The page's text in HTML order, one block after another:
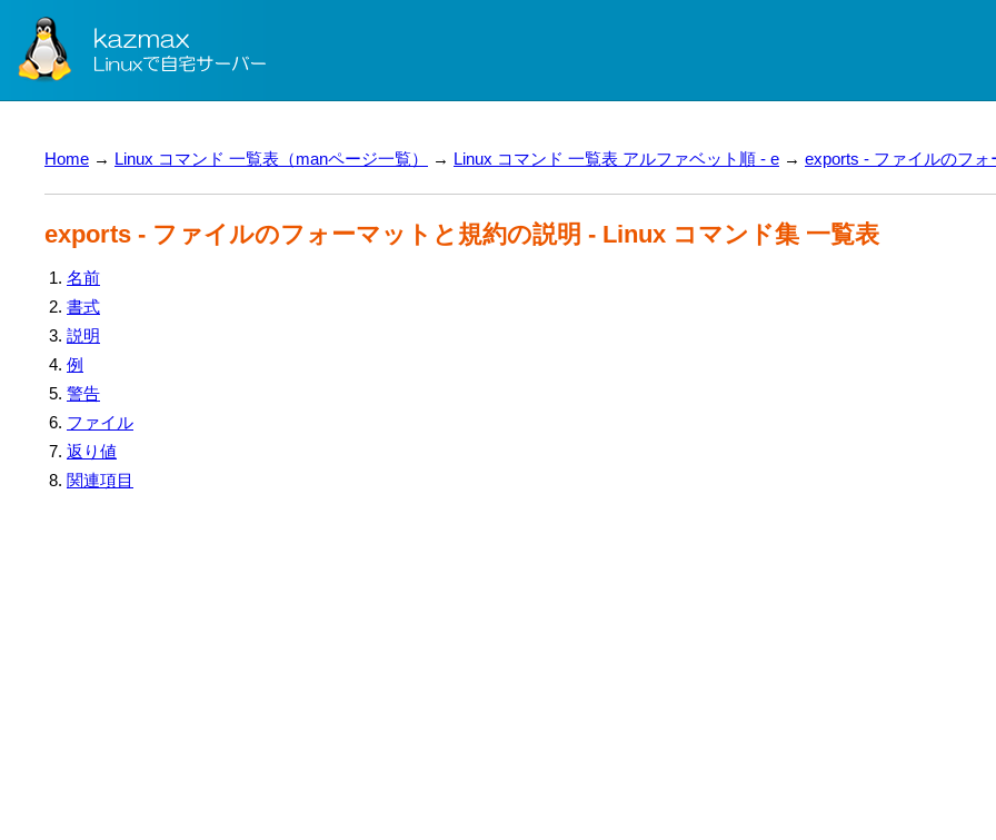
Home → Linux コマンド 一覧表（manページ一覧） → Linux コマンド 一覧表 アルファベット順 - e → exports - ファイルのフ
exports - ファイルのフォーマットと規約の説明 - Linux コマンド集 一覧表
名前
書式
説明
例
警告
ファイル
返り値
関連項目